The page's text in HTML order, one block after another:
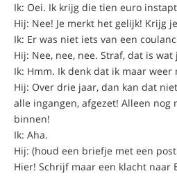
Ik: Oei. Ik krijg die tien euro
Hij: Nee! Je merkt het gelijk! Krijg
Ik: Er was niet iets van een
Hij: Nee, nee, nee. Straf, dat is
Ik: Hmm. Ik denk dat ik maar weer
Hij: Over drie jaar, dan kan dat
alle ingangen, afgezet! Alleen nog
binnen!
Ik: Aha.
Hij: (houd een briefje met een
Hier! Schrijf maar een klacht naar